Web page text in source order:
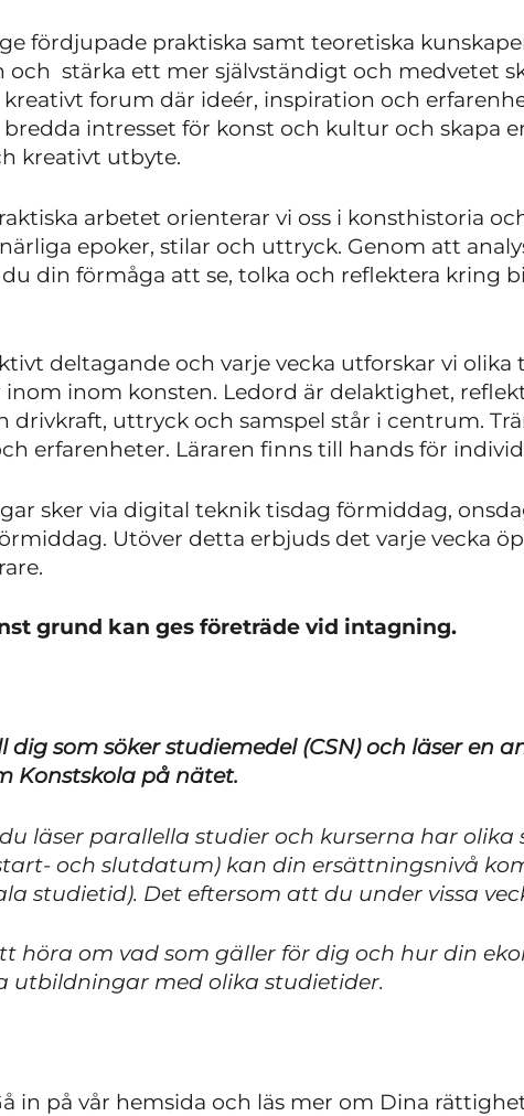
fördjupade praktiska samt teoretiska
och stärka ett mer självständigt och medvetet
forum där ideér, inspiration och
intresset för konst och kultur och skapa
kreativt utbyte.
arbetet orienterar vi oss i konsthistoria
epoker, stilar och uttryck. Genom att
din förmåga att se, tolka och reflektera kring
deltagande och varje vecka utforskar vi olika
inom konsten. Ledord är delaktighet,
drivkraft, uttryck och samspel står i centrum.
erfarenheter. Läraren finns till hands för
sker via digital teknik tisdag förmiddag,
Utöver detta erbjuds det varje vecka
grund kan ges företräde vid intagning.
dig som söker studiemedel (CSN) och läser en
Konstskola på nätet.
läser parallella studier och kurserna har olika
och slutdatum) kan din ersättningsnivå
studietid). Det eftersom att du under vissa
höra om vad som gäller för dig och hur din
utbildningar med olika studietider.
in på vår hemsida och läs mer om Dina